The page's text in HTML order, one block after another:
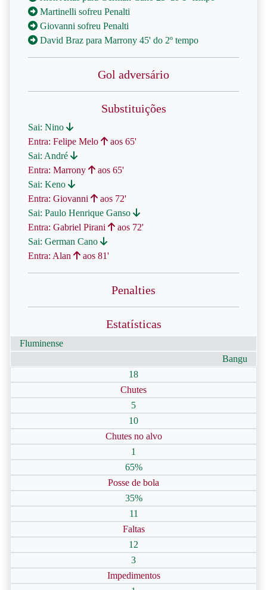
Martinelli sofreu Penalti
Giovanni sofreu Penalti
David Braz para Marrony 45' do 2º tempo
Gol adversário
Substituições
Sai: Nino
Entra: Felipe Melo
aos 65'
Sai: André
Entra: Marrony
aos 65'
Sai: Keno
Entra: Giovanni
aos 72'
Sai: Paulo Henrique Ganso
Entra: Gabriel Pirani
aos 72'
Sai: German Cano
Entra: Alan
aos 81'
Penalties
Estatísticas
Fluminense
Bangu
18
Chutes
5
10
Chutes no alvo
1
65%
Posse de bola
35%
11
Faltas
12
3
Impedimentos